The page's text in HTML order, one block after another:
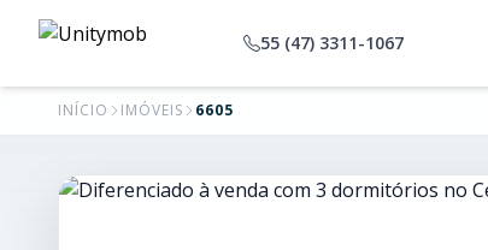
55 (47) 3311-1067
INÍCIO IMÓVEIS 6605